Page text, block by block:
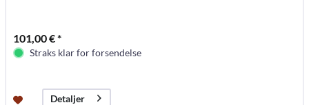
101,00 € *
Straks klar for forsendelse
Detaljer